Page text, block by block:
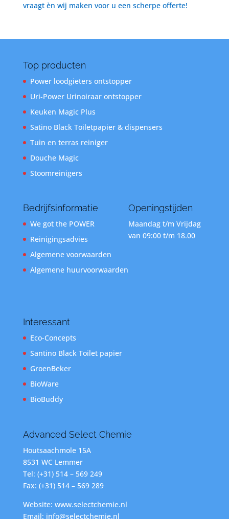
vraagt èn wij maken voor u een scherpe offerte!
Top producten
Power loodgieters ontstopper
Uri-Power Urinoiraar ontstopper
Keuken Magic Plus
Satino Black Toiletpapier & dispensers
Tuin en terras reiniger
Douche Magic
Stoomreinigers
Bedrijfsinformatie
We got the POWER
Reinigingsadvies
Algemene voorwaarden
Algemene huurvoorwaarden
Openingstijden
Maandag t/m Vrijdag
van 09:00 t/m 18.00
Interessant
Eco-Concepts
Santino Black Toilet papier
GroenBeker
BioWare
BioBuddy
Advanced Select Chemie
Houtsaachmole 15A
8531 WC Lemmer
Tel: (+31) 514 – 569 249
Fax: (+31) 514 – 569 289
Website: www.selectchemie.nl
Email: info@selectchemie.nl